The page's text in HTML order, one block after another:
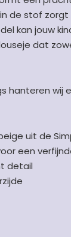
de stof
kan jouw
dat
hanteren wij
uit de
een
detail